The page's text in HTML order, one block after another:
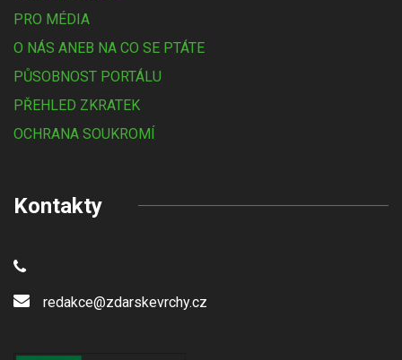
PRO MÉDIA
O NÁS ANEB NA CO SE PTÁTE
PŮSOBNOST PORTÁLU
PŘEHLED ZKRATEK
OCHRANA SOUKROMÍ
Kontakty
redakce@zdarskevrchy.cz